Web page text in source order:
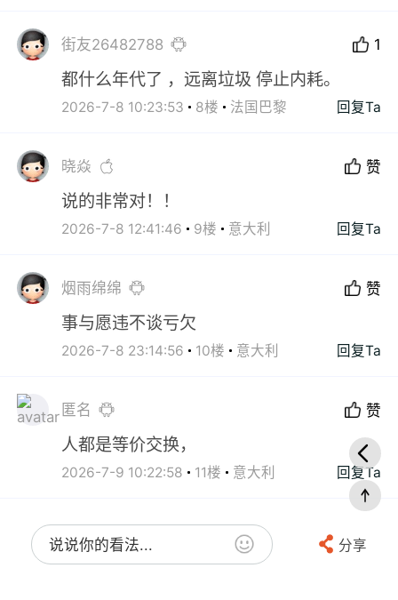
街友26482788 1
都什么年代了 ，远离垃圾 停止内耗。
2026-7-8 10:23:53 8楼 法国巴黎 回复Ta
晓焱 赞
说的非常对！！
2026-7-8 12:41:46 9楼 意大利 回复Ta
烟雨绵绵 赞
事与愿违不谈亏欠
2026-7-8 23:14:56 10楼 意大利 回复Ta
匿名 赞
人都是等价交换，
2026-7-9 10:22:58 11楼 意大利 回复Ta
说说你的看法... 分享